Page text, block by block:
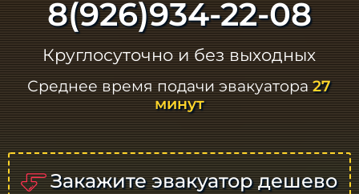
8(926)934-22-08
Круглосуточно и без выходных
Среднее время подачи эвакуатора27
минут
Закажите эвакуатор дешево